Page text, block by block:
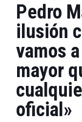
Pedro
ilusión
vamos
mayor
oficial»